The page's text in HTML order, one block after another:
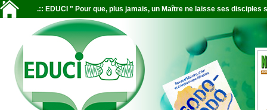
.:: EDUCI " Pour que, plus jamais, un Maître ne laisse ses disciples